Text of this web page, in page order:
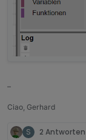
–
Ciao, Gerhard
S 2 Antworten